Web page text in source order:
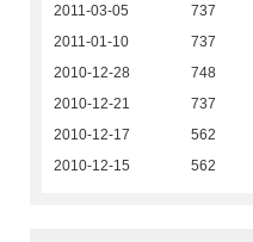
2011-03-05 737
2011-01-10 737
2010-12-28 748
2010-12-21 737
2010-12-17 562
2010-12-15 562